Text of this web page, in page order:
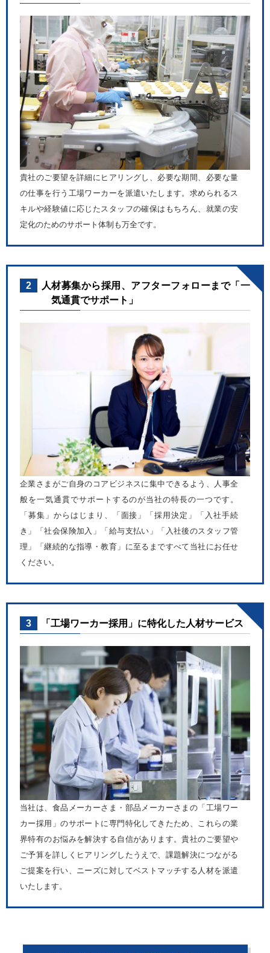
貴社のご要望を詳細にヒアリングし、必要な期間、必要な量
の仕事を行う工場ワーカーを派遣いたします。求められるス
キルや経験値に応じたスタッフの確保はもちろん、就業の安
定化のためのサポート体制も万全です。
2
人材募集から採用、アフターフォローまで「一
気通貫でサポート」
企業さまがご自身のコアビジネスに集中できるよう、人事全
般を一気通貫でサポートするのが当社の特長の一つです。
「募集」からはじまり、「面接」「採用決定」「入社手続
き」「社会保険加入」「給与支払い」「入社後のスタッフ管
理」「継続的な指導・教育」に至るまですべて当社にお任せ
ください。
3 「工場ワーカー採用」に特化した人材サービス
当社は、食品メーカーさま・部品メーカーさまの「工場ワー
カー採用」のサポートに専門特化してきたため、これらの業
界特有のお悩みを解決する自信があります。貴社のご要望や
ご予算を詳しくヒアリングしたうえで、課題解決につながる
ご提案を行い、ニーズに対してベストマッチする人材を派遣
いたします。